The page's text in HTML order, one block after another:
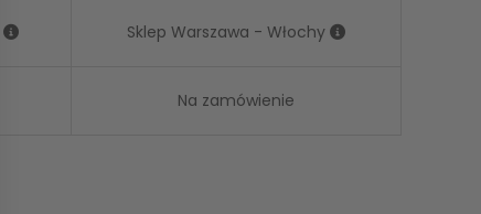
Sklep Warszawa - Włochy
Na zamówienie